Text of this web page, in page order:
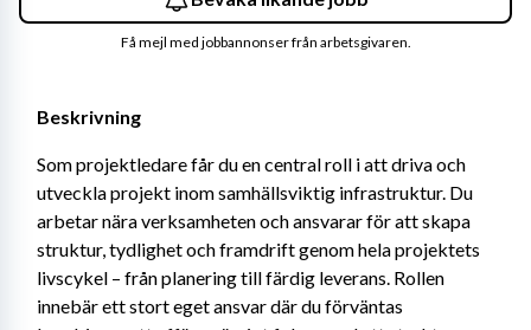
Beskrivning
Som projektledare får du en central roll i att driva och
utveckla projekt inom samhällsviktig infrastruktur. Du
arbetar nära verksamheten och ansvarar för att skapa
struktur, tydlighet och framdrift genom hela projektets
livscykel – från planering till färdig leverans. Rollen
innebär ett stort eget ansvar där du förväntas
Få mejl med jobbannonser från arbetsgivaren.